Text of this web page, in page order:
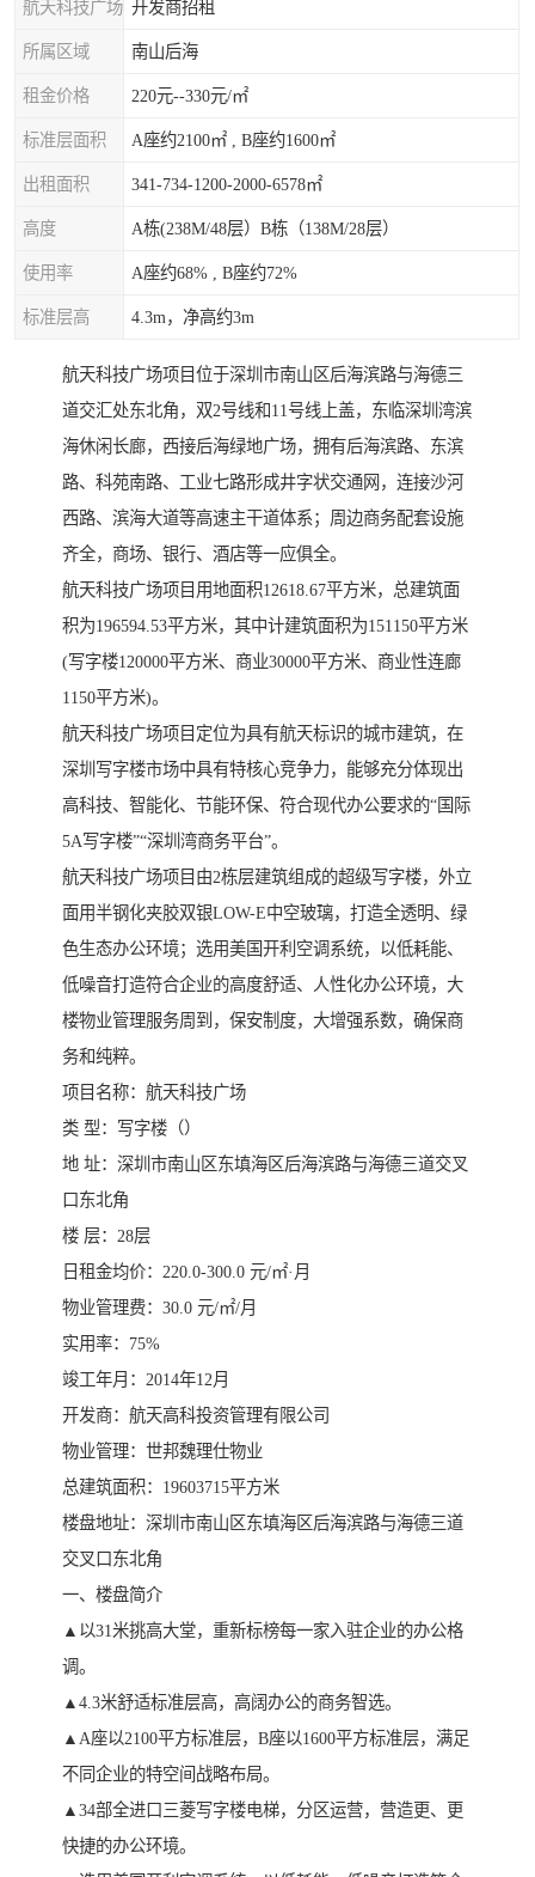
航天科技广场 开发商招租
所属区域 南山后海
租金价格 220元--330元/㎡
标准层面积 A座约2100㎡ , B座约1600㎡
出租面积 341-734-1200-2000-6578㎡
高度 A栋(238M/48层）B栋（138M/28层）
使用率 A座约68% , B座约72%
标准层高 4.3m，净高约3m
航天科技广场项目位于深圳市南山区后海滨路与海德三
道交汇处东北角，双2号线和11号线上盖，东临深圳湾滨
海休闲长廊，西接后海绿地广场，拥有后海滨路、东滨
路、科苑南路、工业七路形成井字状交通网，连接沙河
西路、滨海大道等高速主干道体系；周边商务配套设施
齐全，商场、银行、酒店等一应俱全。
航天科技广场项目用地面积12618.67平方米，总建筑面
积为196594.53平方米，其中计建筑面积为151150平方米
(写字楼120000平方米、商业30000平方米、商业性连廊
1150平方米)。
航天科技广场项目定位为具有航天标识的城市建筑，在
深圳写字楼市场中具有特核心竞争力，能够充分体现出
高科技、智能化、节能环保、符合现代办公要求的“国际
5A写字楼”“深圳湾商务平台”。
航天科技广场项目由2栋层建筑组成的超级写字楼，外立
面用半钢化夹胶双银LOW-E中空玻璃，打造全透明、绿
色生态办公环境；选用美国开利空调系统，以低耗能、
低噪音打造符合企业的高度舒适、人性化办公环境，大
楼物业管理服务周到，保安制度，大增强系数，确保商
务和纯粹。
项目名称：航天科技广场
类 型：写字楼（）
地 址：深圳市南山区东填海区后海滨路与海德三道交叉
口东北角
楼 层：28层
日租金均价：220.0-300.0 元/㎡·月
物业管理费：30.0 元/㎡/月
实用率：75%
竣工年月：2014年12月
开发商：航天高科投资管理有限公司
物业管理：世邦魏理仕物业
总建筑面积：19603715平方米
楼盘地址：深圳市南山区东填海区后海滨路与海德三道
交叉口东北角
一、楼盘简介
▲以31米挑高大堂，重新标榜每一家入驻企业的办公格
调。
▲4.3米舒适标准层高，高阔办公的商务智选。
▲A座以2100平方标准层，B座以1600平方标准层，满足
不同企业的特空间战略布局。
▲34部全进口三菱写字楼电梯，分区运营，营造更、更
快捷的办公环境。
光明区
龙华观澜